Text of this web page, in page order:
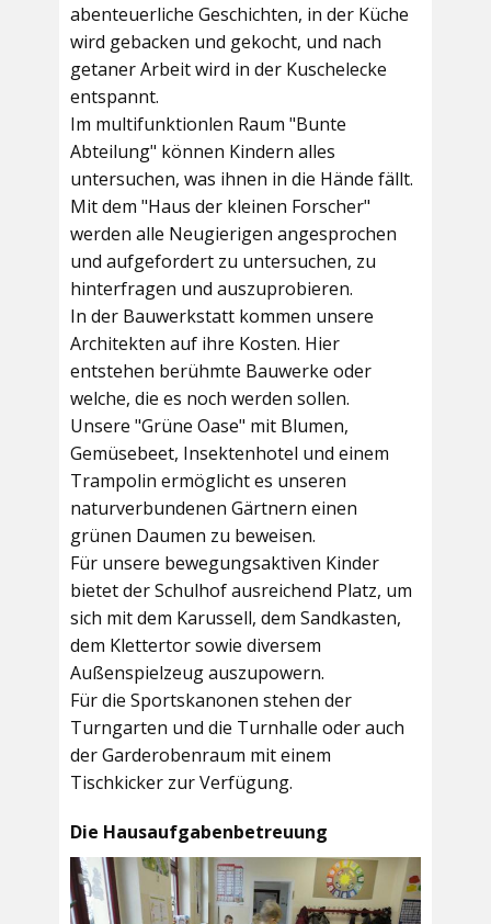
abenteuerliche Geschichten, in der Küche
wird gebacken und gekocht, und nach
getaner Arbeit wird in der Kuschelecke
entspannt.
Im multifunktionlen Raum "Bunte
Abteilung" können Kindern alles
untersuchen, was ihnen in die Hände fällt.
Mit dem "Haus der kleinen Forscher"
werden alle Neugierigen angesprochen
und aufgefordert zu untersuchen, zu
hinterfragen und auszuprobieren.
In der Bauwerkstatt kommen unsere
Architekten auf ihre Kosten. Hier
entstehen berühmte Bauwerke oder
welche, die es noch werden sollen.
Unsere "Grüne Oase" mit Blumen,
Gemüsebeet, Insektenhotel und einem
Trampolin ermöglicht es unseren
naturverbundenen Gärtnern einen
grünen Daumen zu beweisen.
Für unsere bewegungsaktiven Kinder
bietet derSchulhofausreichend Platz, um
sich mit dem Karussell, dem Sandkasten,
dem Klettertor sowie diversem
Außenspielzeug auszupowern.
Für die Sportskanonen stehen der
Turngarten und die Turnhalle oder auch
derGarderobenraum mit einem
Tischkicker zur Verfügung.
Die Hausaufgabenbetreuung